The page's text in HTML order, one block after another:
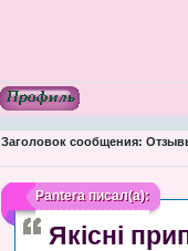
Заголовок сообщения:
Panteraписал(а):
Якісні